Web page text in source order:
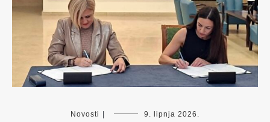
Novosti 9. lipnja 2026.